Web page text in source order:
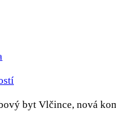
byt Vlčince, nová